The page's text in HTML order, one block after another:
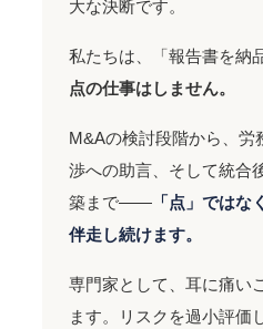
大な決断です。
私たちは、「報告書を納
点の仕事はしません。
M&Aの検討段階から、労
渉への助言、そして統合
築まで—— 「点」ではな
伴走し続けます。
専門家として、耳に痛い
ます。リスクを過小評価